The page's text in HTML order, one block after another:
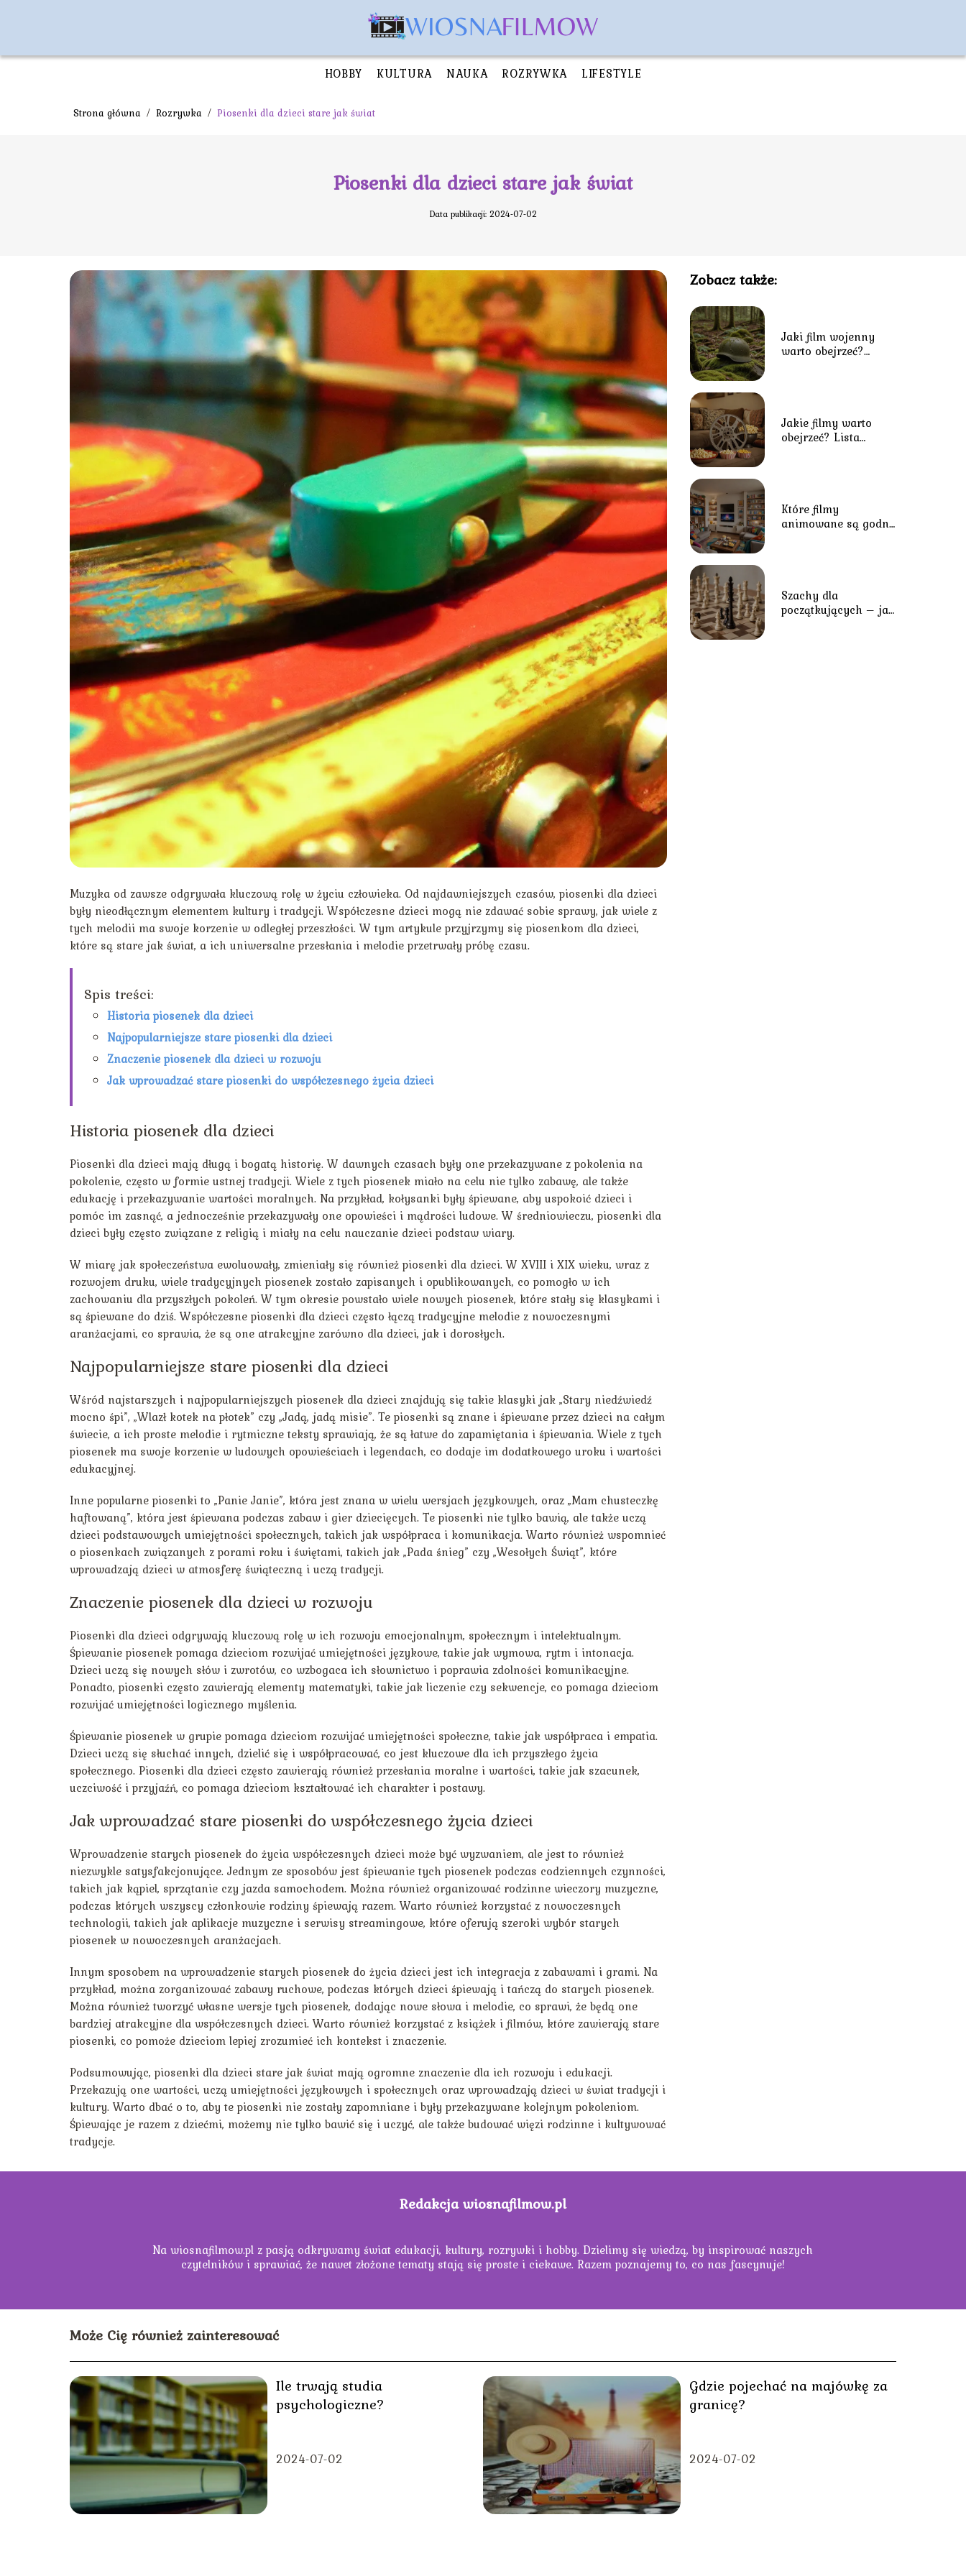
HOBBY KULTURA NAUKA ROZRYWKA LIFESTYLE
Strona główna / Rozrywka / Piosenki dla dzieci stare jak świat
Piosenki dla dzieci stare jak świat
Data publikacji: 2024-07-02
Muzyka od zawsze odgrywała kluczową rolę w życiu człowieka. Od najdawniejszych czasów, piosenki dla dzieci
były nieodłącznym elementem kultury i tradycji. Współczesne dzieci mogą nie zdawać sobie sprawy, jak wiele z
tych melodii ma swoje korzenie w odległej przeszłości. W tym artykule przyjrzymy się piosenkom dla dzieci,
które są stare jak świat, a ich uniwersalne przesłania i melodie przetrwały próbę czasu.
Spis treści:
Historia piosenek dla dzieci
Najpopularniejsze stare piosenki dla dzieci
Znaczenie piosenek dla dzieci w rozwoju
Jak wprowadzać stare piosenki do współczesnego życia dzieci
Historia piosenek dla dzieci
Piosenki dla dzieci mają długą i bogatą historię. W dawnych czasach były one przekazywane z pokolenia na
pokolenie, często w formie ustnej tradycji. Wiele z tych piosenek miało na celu nie tylko zabawę, ale także
edukację i przekazywanie wartości moralnych. Na przykład, kołysanki były śpiewane, aby uspokoić dzieci i
pomóc im zasnąć, a jednocześnie przekazywały one opowieści i mądrości ludowe. W średniowieczu, piosenki dla
dzieci były często związane z religią i miały na celu nauczanie dzieci podstaw wiary.
W miarę jak społeczeństwa ewoluowały, zmieniały się również piosenki dla dzieci. W XVIII i XIX wieku, wraz z
rozwojem druku, wiele tradycyjnych piosenek zostało zapisanych i opublikowanych, co pomogło w ich
zachowaniu dla przyszłych pokoleń. W tym okresie powstało wiele nowych piosenek, które stały się klasykami i
są śpiewane do dziś. Współczesne piosenki dla dzieci często łączą tradycyjne melodie z nowoczesnymi
aranżacjami, co sprawia, że są one atrakcyjne zarówno dla dzieci, jak i dorosłych.
Najpopularniejsze stare piosenki dla dzieci
Wśród najstarszych i najpopularniejszych piosenek dla dzieci znajdują się takie klasyki jak „Stary niedźwiedź
mocno śpi”, „Wlazł kotek na płotek” czy „Jadą, jadą misie”. Te piosenki są znane i śpiewane przez dzieci na całym
świecie, a ich proste melodie i rytmiczne teksty sprawiają, że są łatwe do zapamiętania i śpiewania. Wiele z tych
piosenek ma swoje korzenie w ludowych opowieściach i legendach, co dodaje im dodatkowego uroku i wartości
edukacyjnej.
Inne popularne piosenki to „Panie Janie”, która jest znana w wielu wersjach językowych, oraz „Mam chusteczkę
haftowaną”, która jest śpiewana podczas zabaw i gier dziecięcych. Te piosenki nie tylko bawią, ale także uczą
dzieci podstawowych umiejętności społecznych, takich jak współpraca i komunikacja. Warto również wspomnieć
o piosenkach związanych z porami roku i świętami, takich jak „Pada śnieg” czy „Wesołych Świąt”, które
wprowadzają dzieci w atmosferę świąteczną i uczą tradycji.
Znaczenie piosenek dla dzieci w rozwoju
Piosenki dla dzieci odgrywają kluczową rolę w ich rozwoju emocjonalnym, społecznym i intelektualnym.
Śpiewanie piosenek pomaga dzieciom rozwijać umiejętności językowe, takie jak wymowa, rytm i intonacja.
Dzieci uczą się nowych słów i zwrotów, co wzbogaca ich słownictwo i poprawia zdolności komunikacyjne.
Ponadto, piosenki często zawierają elementy matematyki, takie jak liczenie czy sekwencje, co pomaga dzieciom
rozwijać umiejętności logicznego myślenia.
Śpiewanie piosenek w grupie pomaga dzieciom rozwijać umiejętności społeczne, takie jak współpraca i empatia.
Dzieci uczą się słuchać innych, dzielić się i współpracować, co jest kluczowe dla ich przyszłego życia
społecznego. Piosenki dla dzieci często zawierają również przesłania moralne i wartości, takie jak szacunek,
uczciwość i przyjaźń, co pomaga dzieciom kształtować ich charakter i postawy.
Jak wprowadzać stare piosenki do współczesnego życia dzieci
Wprowadzenie starych piosenek do życia współczesnych dzieci może być wyzwaniem, ale jest to również
niezwykle satysfakcjonujące. Jednym ze sposobów jest śpiewanie tych piosenek podczas codziennych czynności,
takich jak kąpiel, sprzątanie czy jazda samochodem. Można również organizować rodzinne wieczory muzyczne,
podczas których wszyscy członkowie rodziny śpiewają razem. Warto również korzystać z nowoczesnych
technologii, takich jak aplikacje muzyczne i serwisy streamingowe, które oferują szeroki wybór starych
piosenek w nowoczesnych aranżacjach.
Innym sposobem na wprowadzenie starych piosenek do życia dzieci jest ich integracja z zabawami i grami. Na
przykład, można zorganizować zabawy ruchowe, podczas których dzieci śpiewają i tańczą do starych piosenek.
Można również tworzyć własne wersje tych piosenek, dodając nowe słowa i melodie, co sprawi, że będą one
bardziej atrakcyjne dla współczesnych dzieci. Warto również korzystać z książek i filmów, które zawierają stare
piosenki, co pomoże dzieciom lepiej zrozumieć ich kontekst i znaczenie.
Podsumowując, piosenki dla dzieci stare jak świat mają ogromne znaczenie dla ich rozwoju i edukacji.
Przekazują one wartości, uczą umiejętności językowych i społecznych oraz wprowadzają dzieci w świat tradycji i
kultury. Warto dbać o to, aby te piosenki nie zostały zapomniane i były przekazywane kolejnym pokoleniom.
Śpiewając je razem z dziećmi, możemy nie tylko bawić się i uczyć, ale także budować więzi rodzinne i kultywować
tradycje.
Zobacz także:
Jaki film wojenny
warto obejrzeć?
Jakie filmy warto
obejrzeć? Lista
Które filmy
animowane są godne
starszych
Szachy dla
początkujących – jak
Redakcja wiosnafilmow.pl
Na wiosnafilmow.pl z pasją odkrywamy świat edukacji, kultury, rozrywki i hobby. Dzielimy się wiedzą, by inspirować naszych
czytelników i sprawiać, że nawet złożone tematy stają się proste i ciekawe. Razem poznajemy to, co nas fascynuje!
Może Cię również zainteresować
Ile trwają studia
psychologiczne?
2024-07-02
Gdzie pojechać na majówkę za
granicę?
2024-07-02